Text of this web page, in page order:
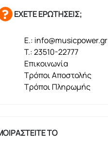
ΕΧΕΤΕ ΕΡΩΤΗΣΕΙΣ;
E.: info@musicpower.gr
T.: 23510-22777
Επικοινωνία
Τρόποι Αποστολής
Τρόποι Πληρωμής
ΤΟ